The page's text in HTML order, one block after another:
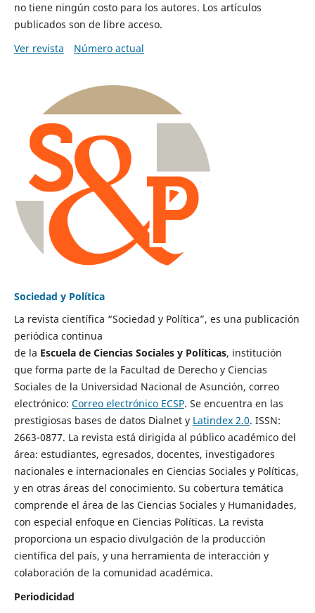
no tiene ningún costo para los autores. Los artículos
publicados son de libre acceso.
Ver revista
Número actual
Sociedad y Política
La revista científica “Sociedad y Política”, es una publicación
periódica continua
de la Escuela de Ciencias Sociales y Políticas, institución
que forma parte de la Facultad de Derecho y Ciencias
Sociales de la Universidad Nacional de Asunción, correo
electrónico: Correo electrónico ECSP. Se encuentra en las
prestigiosas bases de datos Dialnet y Latindex 2.0. ISSN:
2663-0877. La revista está dirigida al público académico del
área: estudiantes, egresados, docentes, investigadores
nacionales e internacionales en Ciencias Sociales y Políticas,
y en otras áreas del conocimiento. Su cobertura temática
comprende el área de las Ciencias Sociales y Humanidades,
con especial enfoque en Ciencias Políticas. La revista
proporciona un espacio divulgación de la producción
científica del país, y una herramienta de interacción y
colaboración de la comunidad académica.
Periodicidad